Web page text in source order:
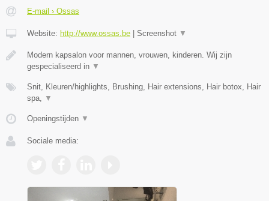
E-mail › Ossas
Website: http://www.ossas.be | Screenshot ▼
Modern kapsalon voor mannen, vrouwen, kinderen. Wij zijn
gespecialiseerd in ▼
Snit, Kleuren/highlights, Brushing, Hair extensions, Hair botox, Hair
spa,
▼
Openingstijden ▼
Sociale media: